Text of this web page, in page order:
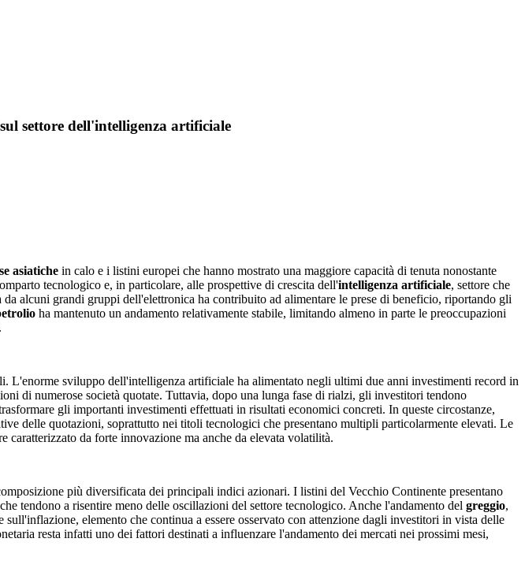
settore dell'intelligenza artificiale
asiatiche in calo e i listini europei che hanno mostrato una maggiore capacità di tenuta nonostante
tecnologico e, in particolare, alle prospettive di crescita dell'intelligenza artificiale, settore che
alcuni grandi gruppi dell'elettronica ha contribuito ad alimentare le prese di beneficio, riportando gli
ha mantenuto un andamento relativamente stabile, limitando almeno in parte le preoccupazioni
L'enorme sviluppo dell'intelligenza artificiale ha alimentato negli ultimi due anni investimenti record in
di numerose società quotate. Tuttavia, dopo una lunga fase di rialzi, gli investitori tendono
gli importanti investimenti effettuati in risultati economici concreti. In queste circostanze,
delle quotazioni, soprattutto nei titoli tecnologici che presentano multipli particolarmente elevati. Le
da forte innovazione ma anche da elevata volatilità.
più diversificata dei principali indici azionari. I listini del Vecchio Continente presentano
tendono a risentire meno delle oscillazioni del settore tecnologico. Anche l'andamento del greggio,
elemento che continua a essere osservato con attenzione dagli investitori in vista delle
resta infatti uno dei fattori destinati a influenzare l'andamento dei mercati nei prossimi mesi,